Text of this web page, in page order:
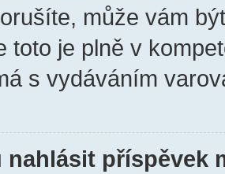
může vám
toto je plně v
s vydáváním
nahlásit příspěvek